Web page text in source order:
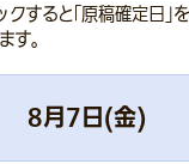
すると「原稿確定日」
す。
8月7日(金)